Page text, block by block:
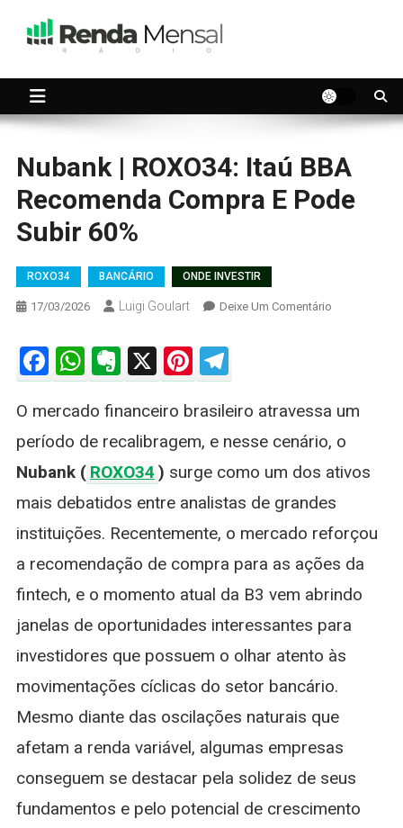
Nubank | ROXO34: Itaú BBA
Recomenda Compra E Pode
Subir 60%
ROXO34 BANCÁRIO ONDE INVESTIR
17/03/2026 Luigi Goulart Deixe Um ComentárioOn
BBA
Compra
E
Subir
60%
Facebook
WhatsApp
Evernote
X Pinterest
Telegram
O mercado financeiro brasileiro atravessa um
período de recalibragem, e nesse cenário, o
Nubank ( ROXO34 ) surge como um dos ativos
mais debatidos entre analistas de grandes
instituições. Recentemente, o mercado reforçou
a recomendação de compra para as ações da
fintech, e o momento atual da B3 vem abrindo
janelas de oportunidades interessantes para
investidores que possuem o olhar atento às
movimentações cíclicas do setor bancário.
Mesmo diante das oscilações naturais que
afetam a renda variável, algumas empresas
conseguem se destacar pela solidez de seus
fundamentos e pelo potencial de crescimento